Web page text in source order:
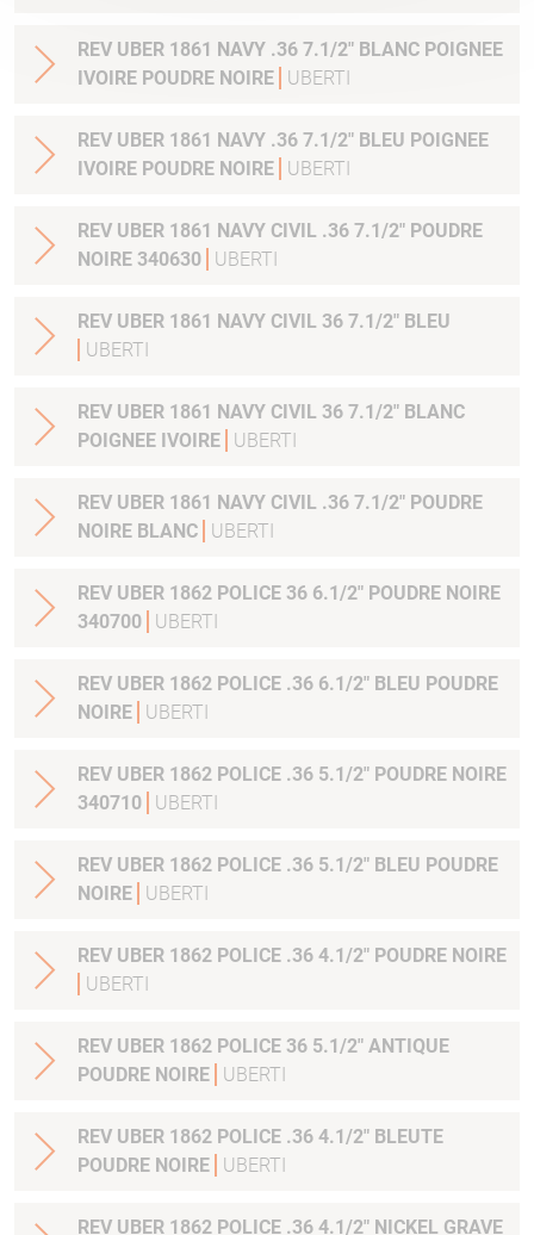
REV UBER 1861 NAVY .36 7.1/2" BLANC POIGNEE
IVOIRE POUDRE NOIRE
UBERTI
REV UBER 1861 NAVY .36 7.1/2" BLEU POIGNEE
IVOIRE POUDRE NOIRE
UBERTI
REV UBER 1861 NAVY CIVIL .36 7.1/2" POUDRE
NOIRE 340630
UBERTI
REV UBER 1861 NAVY CIVIL 36 7.1/2" BLEU
UBERTI
REV UBER 1861 NAVY CIVIL 36 7.1/2" BLANC
POIGNEE IVOIRE
UBERTI
REV UBER 1861 NAVY CIVIL .36 7.1/2" POUDRE
NOIRE BLANC
UBERTI
REV UBER 1862 POLICE 36 6.1/2" POUDRE NOIRE
340700
UBERTI
REV UBER 1862 POLICE .36 6.1/2" BLEU POUDRE
NOIRE
UBERTI
REV UBER 1862 POLICE .36 5.1/2" POUDRE NOIRE
340710
UBERTI
REV UBER 1862 POLICE .36 5.1/2" BLEU POUDRE
NOIRE
UBERTI
REV UBER 1862 POLICE .36 4.1/2" POUDRE NOIRE
UBERTI
REV UBER 1862 POLICE 36 5.1/2" ANTIQUE
POUDRE NOIRE
UBERTI
REV UBER 1862 POLICE .36 4.1/2" BLEUTE
POUDRE NOIRE
UBERTI
REV UBER 1862 POLICE .36 4.1/2" NICKEL GRAVE